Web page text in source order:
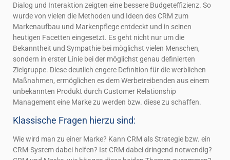
Dialog und Interaktion zeigten eine bessere Budgeteffizienz. So
wurde von vielen die Methoden und Ideen des CRM zum
Markenaufbau und Markenpflege entdeckt und in seinen
heutigen Facetten eingesetzt. Es geht nicht nur um die
Bekanntheit und Sympathie bei möglichst vielen Menschen,
sondern in erster Linie bei der möglichst genau definierten
Zielgruppe. Diese deutlich engere Definition für die werblichen
Maßnahmen, ermöglichen es dem Werbetreibenden aus einem
unbekannten Produkt durch Customer Relationship
Management eine Marke zu werden bzw. diese zu schaffen.
Klassische Fragen hierzu sind:
Wie wird man zu einer Marke? Kann CRM als Strategie bzw. ein
CRM-System dabei helfen? Ist CRM dabei dringend notwendig?